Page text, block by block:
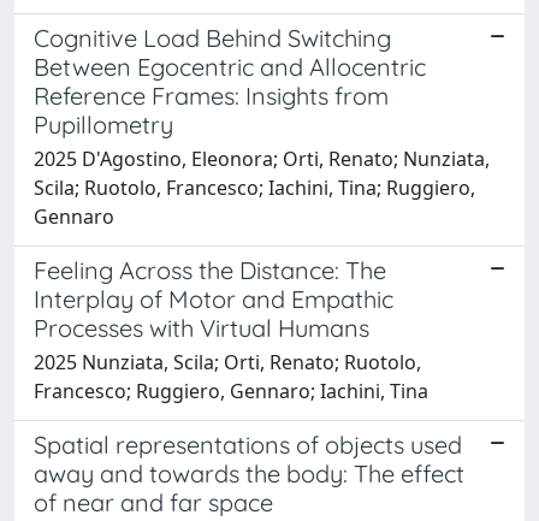
Cognitive Load Behind Switching
Between Egocentric and Allocentric
Reference Frames: Insights from
Pupillometry
2025 D'Agostino, Eleonora; Orti, Renato; Nunziata,
Scila; Ruotolo, Francesco; Iachini, Tina; Ruggiero,
Gennaro
Feeling Across the Distance: The
Interplay of Motor and Empathic
Processes with Virtual Humans
2025 Nunziata, Scila; Orti, Renato; Ruotolo,
Francesco; Ruggiero, Gennaro; Iachini, Tina
Spatial representations of objects used
away and towards the body: The effect
of near and far space